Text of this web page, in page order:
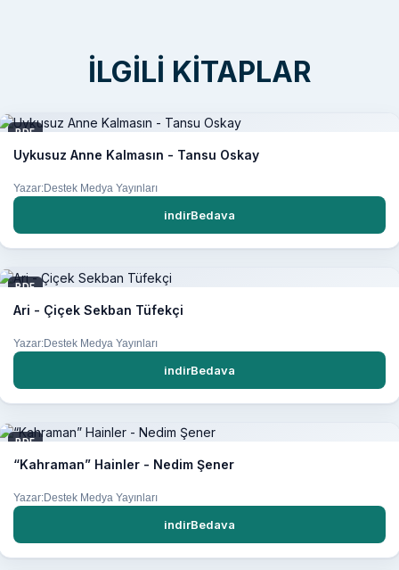
İLGILI KITAPLAR
PDF
Uykusuz Anne Kalmasın - Tansu Oskay
Yazar:Destek Medya Yayınları
indirBedava
PDF
Ari - Çiçek Sekban Tüfekçi
Yazar:Destek Medya Yayınları
indirBedava
PDF
“Kahraman” Hainler - Nedim Şener
Yazar:Destek Medya Yayınları
indirBedava